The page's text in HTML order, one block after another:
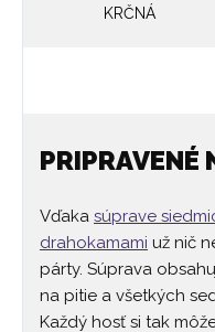
KRČNÁ
PRIPRAVENÉ
Vďaka súprave
drahokamami už nič
párty. Súprava
na pitie a všetkých
Každý hosť si tak